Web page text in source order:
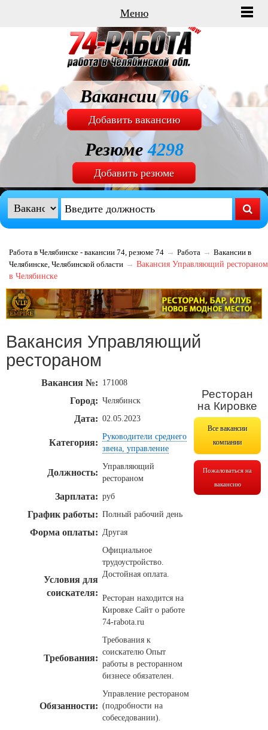
Меню
Вакансии706
Добавить вакансию
Резюме4298
Добавить резюме
Работа в Челябинске - вакансии 74, резюме 74 → Работа → Вакансии в
Челябинске, Челябинской области → Вакансия Управляющий рестораном
в Челябинске
Вакансия Управляющий
рестораном
Вакансия №: 171008
Ресторан
на Кировке
Все вакансии
компании
Пожаловаться на
вакансию
Город: Челябинск
Дата: 02.05.2023
Категория:
Руководители среднего
звена, управление
Должность:
Управляющий
рестораном
Зарплата: руб
График работы: Полный рабочий день
Форма оплаты: Другая
Условия для
соискателя:
Официальное
трудоустройство.
Достойная оплата.
Ресторан находится на
Кировке Сайт о работе
74-rabota.ru
Требования:
Требования к
соискателю Опыт
работы в ресторанном
бизнесе обязателен.
Обязанности:
Управление рестораном
(подробности на
собеседовании).